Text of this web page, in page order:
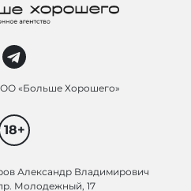
«Больше Хорошего»
18+
Александр Владимирович
Молодежный, 17